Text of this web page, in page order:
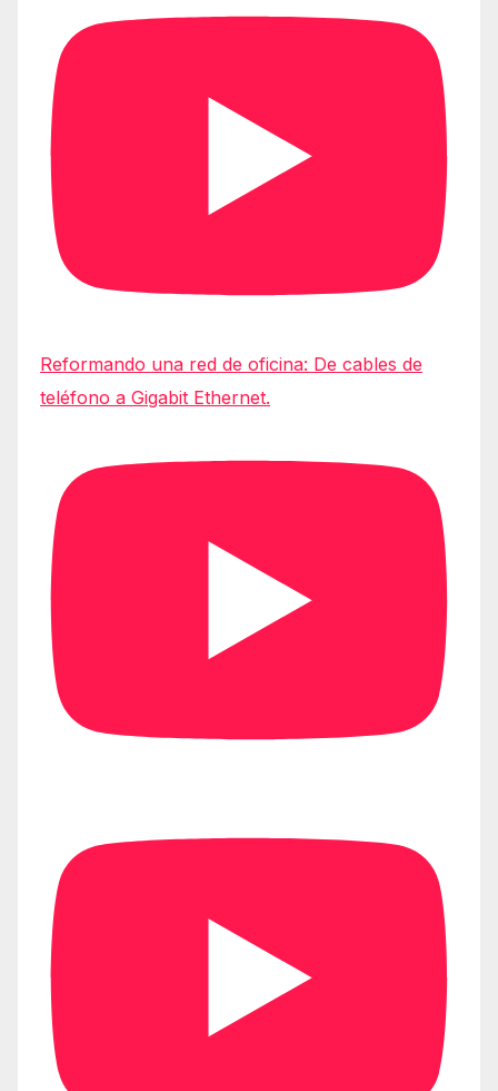
Reformando una red de oficina: De cables de
teléfono a Gigabit Ethernet.